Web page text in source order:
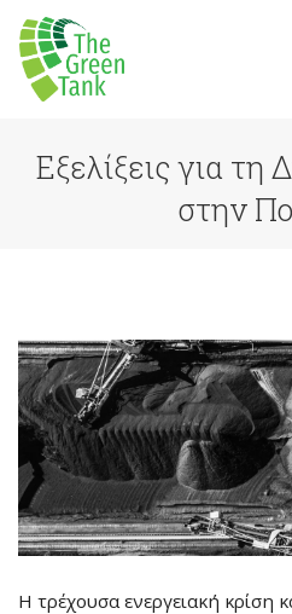
Εξελίξεις για τη
στην
Η τρέχουσα ενεργειακή κρίση